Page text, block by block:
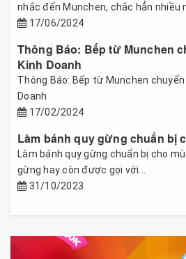
nhắc đến Munchen, chắc hẳn nhiều
17/06/2024
Thông Báo: Bếp từ Munchen
Kinh Doanh
Thông Báo: Bếp từ Munchen
Doanh
17/02/2024
Làm bánh quy gừng chuẩn bị
Làm bánh quy gừng chuẩn bị cho
gừng hay còn được gọi với...
31/10/2023